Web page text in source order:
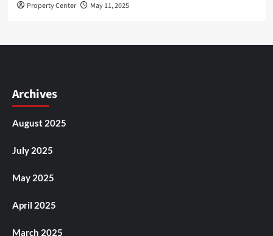
Property Center May 11, 2025
Archives
August 2025
July 2025
May 2025
April 2025
March 2025